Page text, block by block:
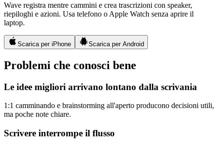
Wave registra mentre cammini e crea trascrizioni con speaker,
riepiloghi e azioni. Usa telefono o Apple Watch senza aprire il
laptop.
Scarica per iPhone Scarica per Android
Problemi che conosci bene
Le idee migliori arrivano lontano dalla scrivania
1:1 camminando e brainstorming all'aperto producono decisioni utili,
ma poche note chiare.
Scrivere interrompe il flusso